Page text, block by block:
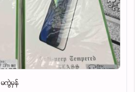
iphone 13 , 13 pro max. မကွဲမှန်